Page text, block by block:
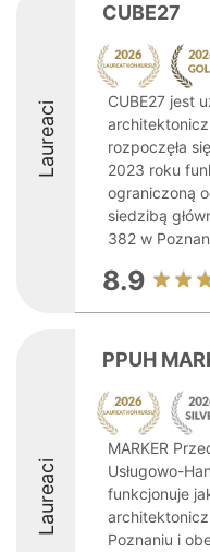
Laureaci
CUBE27
CUBE27 jest
rozpoczęła
2023 roku
ograniczoną
siedzibą
382 w
8.9
Laureaci
PPUH
MARKER
Usługowo-
funkcjonuje
Poznaniu i